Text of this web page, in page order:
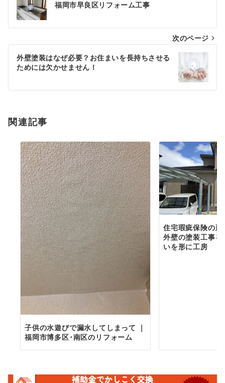
稿
ナ
ビ
ゲ
ー
シ
ン
福岡市早良区リフォーム工事
次のページ
外壁塗装はなぜ必要？お住まいを長持ちさせる
ためには欠かせません！
関連記事
子供の水遊びで漏水してしまって ｜
福岡市博多区･南区のリフォーム
住宅瑕疵保険の
外壁の塗装工事
いを形に工房